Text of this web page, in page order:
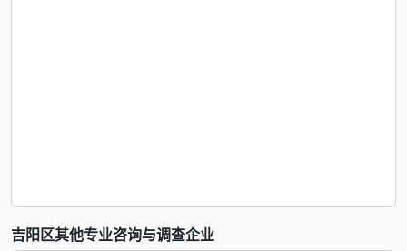
吉阳区其他专业咨询与调查企业